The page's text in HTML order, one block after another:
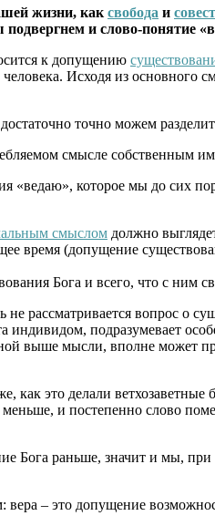
жизни, как свобода и
и слово-понятие
к допущению
Исходя из основного
точно можем
смысле собственным
«ведаю», которое мы до сих
смыслом должно
время (допущение
Бога и всего, что с ним
рассматривается вопрос о
подразумевает
выше мысли, вполне может
как это делали
и постепенно слово
Бога раньше, значит и мы,
– это допущение